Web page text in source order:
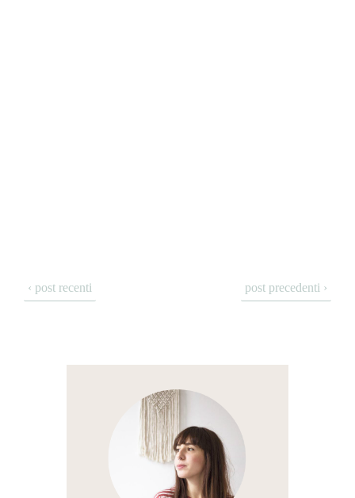
‹ post recenti post precedenti ›